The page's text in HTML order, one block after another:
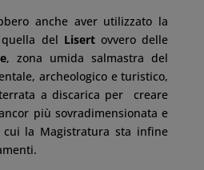
anche aver utilizzato la
del Lisertovvero delle
, zona umida salmastra del
archeologico e turistico,
a discarica per creare
più sovradimensionata e
la Magistratura sta infine